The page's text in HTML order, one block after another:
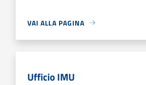
VAI ALLA PAGINA
Ufficio IMU